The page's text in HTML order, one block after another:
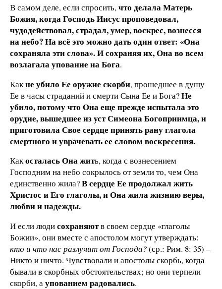
В самом деле, если спросить,что делала Матерь
Божия, когда Господь Иисус проповедовал,
чудодействовал, страдал, умер, воскрес, вознесся
на небо? На всё это можно дать один ответ: «Она
сохраняла эти слова». И сохраняя их, Она во всем
возлагала упование на Бога.
Какне убило Ее оружие скорби, прошедшее в душу
Ее в часы страданий и смерти Сына Ее и Бога?Не
убило, потому что Она еще прежде испытала это
орудие, вышедшее из уст Симеона Богоприимца, и
приготовила Свое сердце принять рану глагола
смертного и уврачевать ее словом воскресения.
Какосталась Она жить, когда с вознесением
Господним на небо сокрылось от земли то, чем Она
единственно жила?В сердце Ее продолжал жить
Христос и Его глаголы, и Она жила жизнию веры,
любви и надежды.
И если людисохраняютв своем сердце «глаголы
Божии», они вместе с апостолом могут утверждать:
кто и что нас разлучит от Господа?(ср.: Рим. 8: 35) –
Никто и ничто. Чувствовали и апостолы скорбь, когда
бывали в скорбных обстоятельствах; но они терпели
скорби, аупованием радовались.